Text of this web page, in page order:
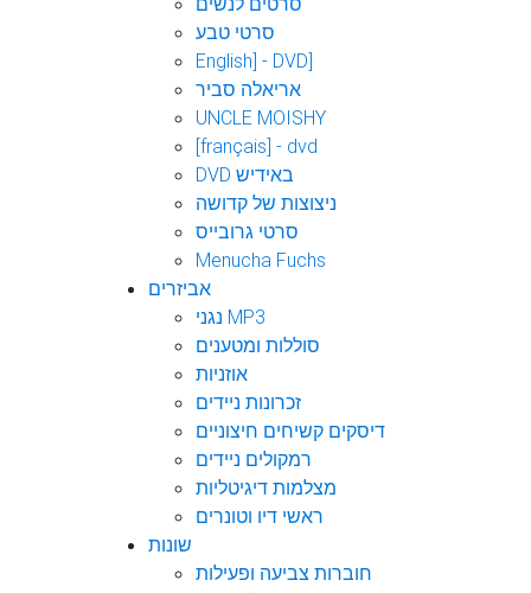
סרטי טבע
English] - DVD]
אריאלה סביר
UNCLE MOISHY
[français] - dvd
DVD באידיש
ניצוצות של קדושה
סרטי גרובייס
Menucha Fuchs
אביזרים
נגני MP3
סוללות ומטענים
אוזניות
זכרונות ניידים
דיסקים קשיחים חיצוניים
רמקולים ניידים
מצלמות דיגיטליות
ראשי דיו וטונרים
שונות
חוברות צביעה ופעילות